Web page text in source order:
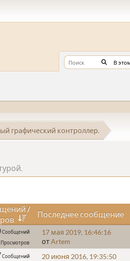
графический контроллер.
/
Последнее сообщение
Сообщений
17 мая 2019, 16:46:16
отArtem
Сообщений
20 июня 2016, 19:35:50